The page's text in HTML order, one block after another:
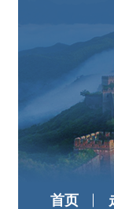
首页